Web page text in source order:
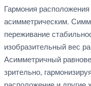
Гармония
асимметрическим.
переживание
изобразительный вес
Асимметричный
зрительно,